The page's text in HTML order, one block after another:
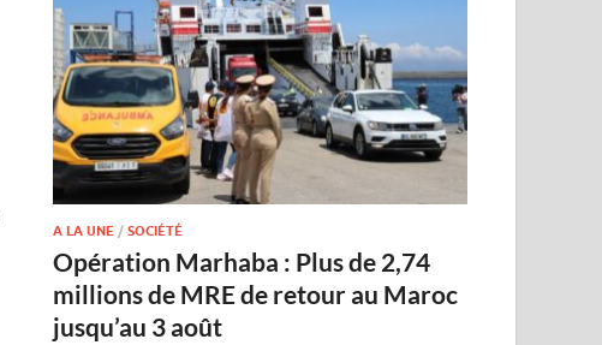
A LA UNE /SOCIÉTÉ
Opération Marhaba : Plus de 2,74
millions de MRE de retour au Maroc
jusqu’au 3 août